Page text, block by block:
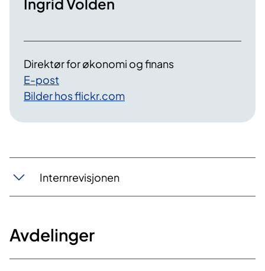
Ingrid Volden
Direktør for økonomi og finans
E-post
Bilder hos flickr.com
Internrevisjonen
Avdelinger